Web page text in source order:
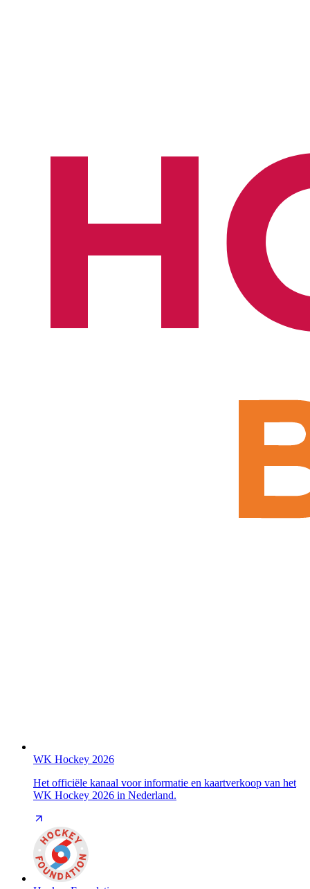
WK Hockey 2026
Het officiële kanaal voor informatie en kaartverkoop van het
WK Hockey 2026 in Nederland.